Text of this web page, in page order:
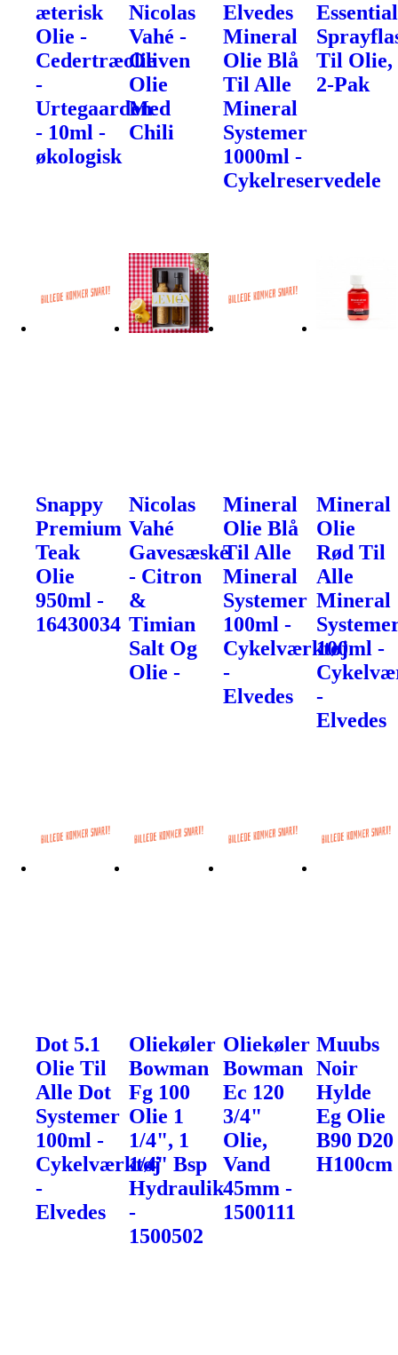
æterisk
Olie -
Cedertræolie
-
Urtegaarden
- 10ml -
økologisk
Nicolas
Vahé -
Oliven
Olie
Med
Chili
Elvedes
Mineral
Olie Blå
Til Alle
Mineral
Systemer
1000ml -
Cykelreservedele
Til Olie,
2-Pak
Snappy
Premium
Teak
Olie
950ml -
16430034
Nicolas
Vahé
Gavesæske
- Citron
&
Timian
Salt Og
Olie -
Mineral
Olie Blå
Til Alle
Mineral
Systemer
100ml -
Cykelværktøj
-
Elvedes
Mineral
Olie
Rød Til
Alle
Mineral
100ml -
-
Elvedes
Dot 5.1
Olie Til
Alle Dot
Systemer
100ml -
Cykelværktøj
-
Elvedes
Oliekøler
Bowman
Fg 100
Olie 1
1/4", 1
1/4" Bsp
Hydraulik
-
1500502
Oliekøler
Bowman
Ec 120
3/4"
Olie,
Vand
45mm -
1500111
Muubs
Noir
Hylde
Eg Olie
B90 D20
H100cm